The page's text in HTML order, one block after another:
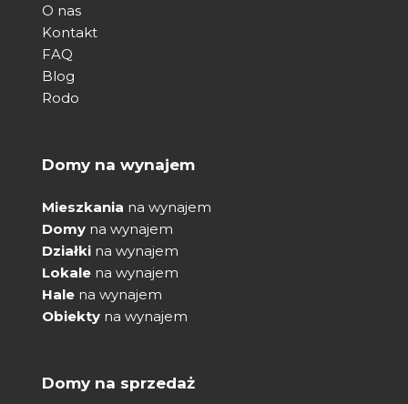
Domy na wynajem
Mieszkania na wynajem
Domy na wynajem
Działki na wynajem
Lokale na wynajem
Hale na wynajem
Obiekty na wynajem
Domy na sprzedaż
O nas
Kontakt
FAQ
Blog
Rodo